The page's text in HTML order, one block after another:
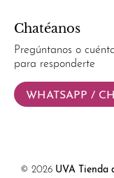
Chatéanos
Pregúntanos o
para responderte
WHATSAPP /
© 2026 UVA Tienda